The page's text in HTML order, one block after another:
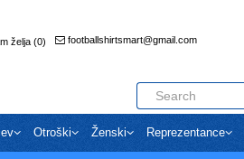
želja (0) footballshirtsmart@gmail.com
Otroški Ženski Reprezentance